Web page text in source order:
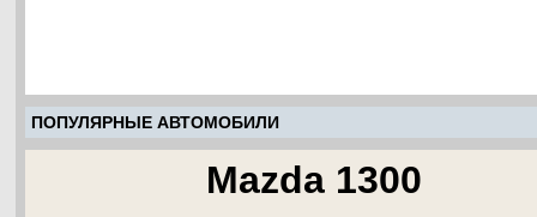
ПОПУЛЯРНЫЕ АВТОМОБИЛИ
Mazda 1300